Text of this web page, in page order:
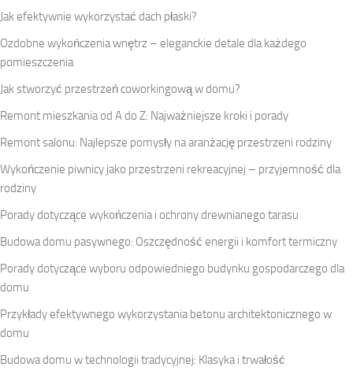
Jak efektywnie wykorzystać dach płaski?
Ozdobne wykończenia wnętrz – eleganckie detale dla każdego
pomieszczenia
Jak stworzyć przestrzeń coworkingową w domu?
Remont mieszkania od A do Z: Najważniejsze kroki i porady
Remont salonu: Najlepsze pomysły na aranżację przestrzeni rodziny
Wykończenie piwnicy jako przestrzeni rekreacyjnej – przyjemność dla
rodziny
Porady dotyczące wykończenia i ochrony drewnianego tarasu
Budowa domu pasywnego: Oszczędność energii i komfort termiczny
Porady dotyczące wyboru odpowiedniego budynku gospodarczego dla
domu
Przykłady efektywnego wykorzystania betonu architektonicznego w
domu
Budowa domu w technologii tradycyjnej: Klasyka i trwałość